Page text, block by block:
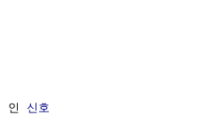
인 신호